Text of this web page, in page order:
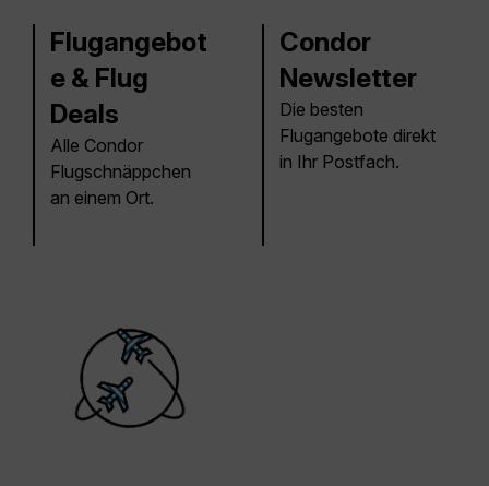
Flugangebot
e & Flug
Deals
Alle Condor
Flugschnäppchen
an einem Ort.
Condor
Newsletter
Die besten
Flugangebote direkt
in Ihr Postfach.